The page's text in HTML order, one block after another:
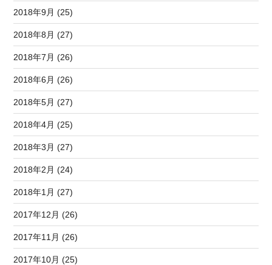
2018年9月 (25)
2018年8月 (27)
2018年7月 (26)
2018年6月 (26)
2018年5月 (27)
2018年4月 (25)
2018年3月 (27)
2018年2月 (24)
2018年1月 (27)
2017年12月 (26)
2017年11月 (26)
2017年10月 (25)